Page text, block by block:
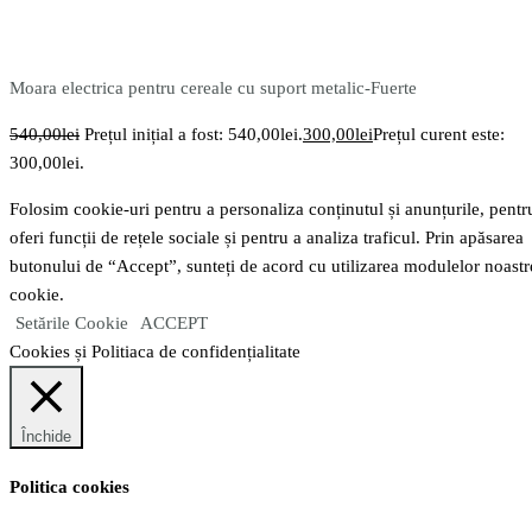
Moara electrica pentru cereale cu suport metalic-Fuerte
540,00lei Prețul inițial a fost: 540,00lei.300,00leiPrețul curent este:
300,00lei.
Folosim cookie-uri pentru a personaliza conținutul și anunțurile,
oferi funcții de rețele sociale și pentru a analiza traficul. Prin apăsarea
butonului de “Accept”, sunteți de acord cu utilizarea modulelor
cookie.
Setările Cookie
ACCEPT
Cookies și Politiaca de confidențialitate
Închide
Politica cookies